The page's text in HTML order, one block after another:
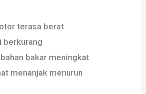
terasa berat
berkurang
bakar meningkat
menanjak menurun